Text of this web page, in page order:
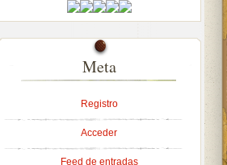
Meta
Registro
Acceder
Feed de entradas